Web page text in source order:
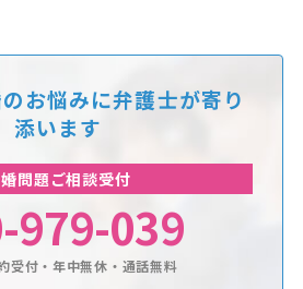
お悩みに弁護士が寄り
添います
問題ご相談受付
979-039
受付・年中無休・通話無料